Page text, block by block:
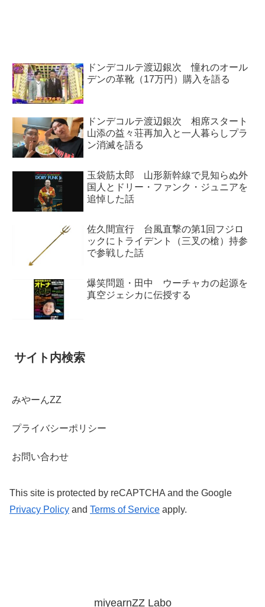
ドンデコルテ渡辺銀次 憧れのオール
デンの革靴（17万円）購入を語る
ドンデコルテ渡辺銀次 相席スタート
山添の益々荘再加入と一人暮らしプラ
ン消滅を語る
玉袋筋太郎 山形新幹線で見知らぬ外
国人とドリー・ファンク・ジュニアを
追悼した話
佐久間宣行 台風直撃の第1回フジロ
ックにトライデント（三叉の槍）持参
で参戦した話
爆笑問題・田中 ウーチャカの起源を
真空ジェシカに伝授する
サイト内検索
みやーんZZ
プライバシーポリシー
お問い合わせ
This site is protected by reCAPTCHA and the Google
Privacy Policy and Terms of Service apply.
miyearnZZ Labo